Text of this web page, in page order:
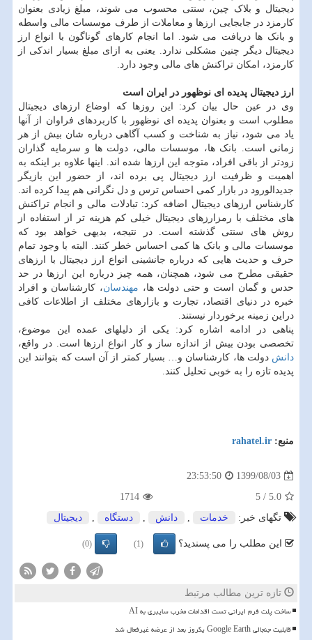
دیجیتال و بلاک چین، سنتی محسوب می شوند، مبلغ زیادی بعنوان
کارمزد در جابجایی ارزها و معاملات از طرف موسسات مالی واسطه
و بانک ها دریافت می شود. اما انجام کارهای گوناگون با انواع ارز
دیجیتال دیگر چنین مشکلی ندارد. یعنی به ازای مبلغ بسیار اندکی از
کارمزد، امکان تراکنش های مالی وجود دارد.
ارز دیجیتال پدیده ای نوظهور در ایران است
وی در عین حال بیان کرد: این روزها که اوضاع ارزهای دیجیتال
مطلوب است و بعنوان پدیده ای نوظهور با کاربردهای فراوان از آنها
یاد می شود، نیاز به شناخت و کسب آگاهی درباره شان بیش از هر
زمانی است. بانک ها، موسسات مالی، دولت ها و سرمایه گذاران
زودتر از باقی افراد، متوجه این ارزها شده اند. اینها علاوه بر اینکه به
اهمیت و ظرفیت ارز دیجیتال پی برده اند، از حضور این بازیگر
جدیدالورود در بازار کمی احساس ترس و دل نگرانی هم پیدا کرده اند.
کارشناس ارزهای دیجیتال اضافه کرد: تبادلات مالی و انجام تراکنش
های مختلف با رمزارزهای دیجیتال خیلی کم هزینه تر از استفاده از
روش های سنتی گذشته است. در نتیجه، بدیهی خواهد بود که
موسسات مالی و بانک ها کمی احساس خطر کنند. البته با وجود تمام
حرف و حدیث هایی که درباره جانشینی انواع ارز دیجیتال با ارزهای
حقیقی مطرح می شود، همچنان، همه چیز درباره این ارزها در حد
حدس و گمان است و حتی دولت ها، مهندسان، کارشناسان و افراد
خبره در دنیای اقتصاد، تجارت و بازارهای مختلف از اطلاعات کافی
دراین زمینه برخوردار نیستند.
پناهی در ادامه اشاره کرد: یکی از دلیلهای عمده این موضوع،
تخصصی بودن بیش از اندازه ساز و کار انواع ارزها است. در واقع،
دانش دولت ها، کارشناسان و… بسیار کمتر از آن است که بتوانند این
پدیده تازه را به خوبی تحلیل کنند.
منبع: rahatel.ir
1399/08/03
23:53:50
5.0
/
5
1714
تگهای خبر:
خدمات , دانش , دستگاه , دیجیتال
این مطلب را می پسندید؟ (1)
(0)
تازه ترین مطالب مرتبط
ساخت پلت فرم ایرانی تست اقدامات مخرب سایبری به AI
قابلیت جنجالی Google Earth یکروز بعد از عرضه غیرفعال شد